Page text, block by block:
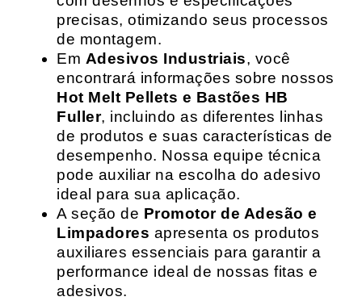
precisas, otimizando seus processos
de montagem.
Em Adesivos Industriais, você
encontrará informações sobre nossos
Hot Melt Pellets e Bastões HB
Fuller, incluindo as diferentes linhas
de produtos e suas características de
desempenho. Nossa equipe técnica
pode auxiliar na escolha do adesivo
ideal para sua aplicação.
A seção de Promotor de Adesão e
Limpadores apresenta os produtos
auxiliares essenciais para garantir a
performance ideal de nossas fitas e
adesivos.